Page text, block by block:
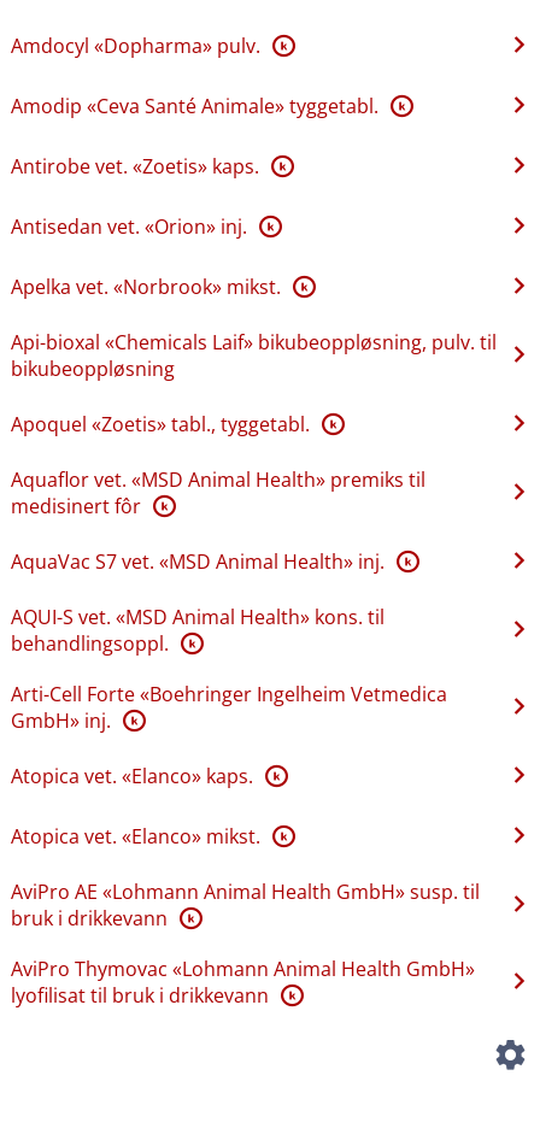
Amdocyl «Dopharma» pulv. K
Amodip «Ceva Santé Animale» tyggetabl. K
Antirobe vet. «Zoetis» kaps. K
Antisedan vet. «Orion» inj. K
Apelka vet. «Norbrook» mikst. K
Api-bioxal «Chemicals Laif» bikubeoppløsning, pulv. til
bikubeoppløsning
Apoquel «Zoetis» tabl., tyggetabl. K
Aquaflor vet. «MSD Animal Health» premiks til
medisinert fôr K
AquaVac S7 vet. «MSD Animal Health» inj. K
AQUI-S vet. «MSD Animal Health» kons. til
behandlingsoppl. K
Arti-Cell Forte «Boehringer Ingelheim Vetmedica
GmbH» inj. K
Atopica vet. «Elanco» kaps. K
Atopica vet. «Elanco» mikst. K
AviPro AE «Lohmann Animal Health GmbH» susp. til
bruk i drikkevann K
AviPro Thymovac «Lohmann Animal Health GmbH»
lyofilisat til bruk i drikkevann K